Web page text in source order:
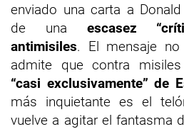
enviado una carta a
de una escasez
antimisiles. El mensaje no
admite que contra
“casi exclusivamente” de
más inquietante es el
vuelve a agitar el fantasma